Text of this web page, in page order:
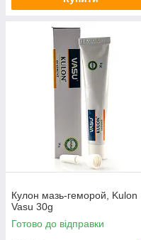
Кулон мазь-геморой, Kulon
Vasu 30g
Готово до відправки